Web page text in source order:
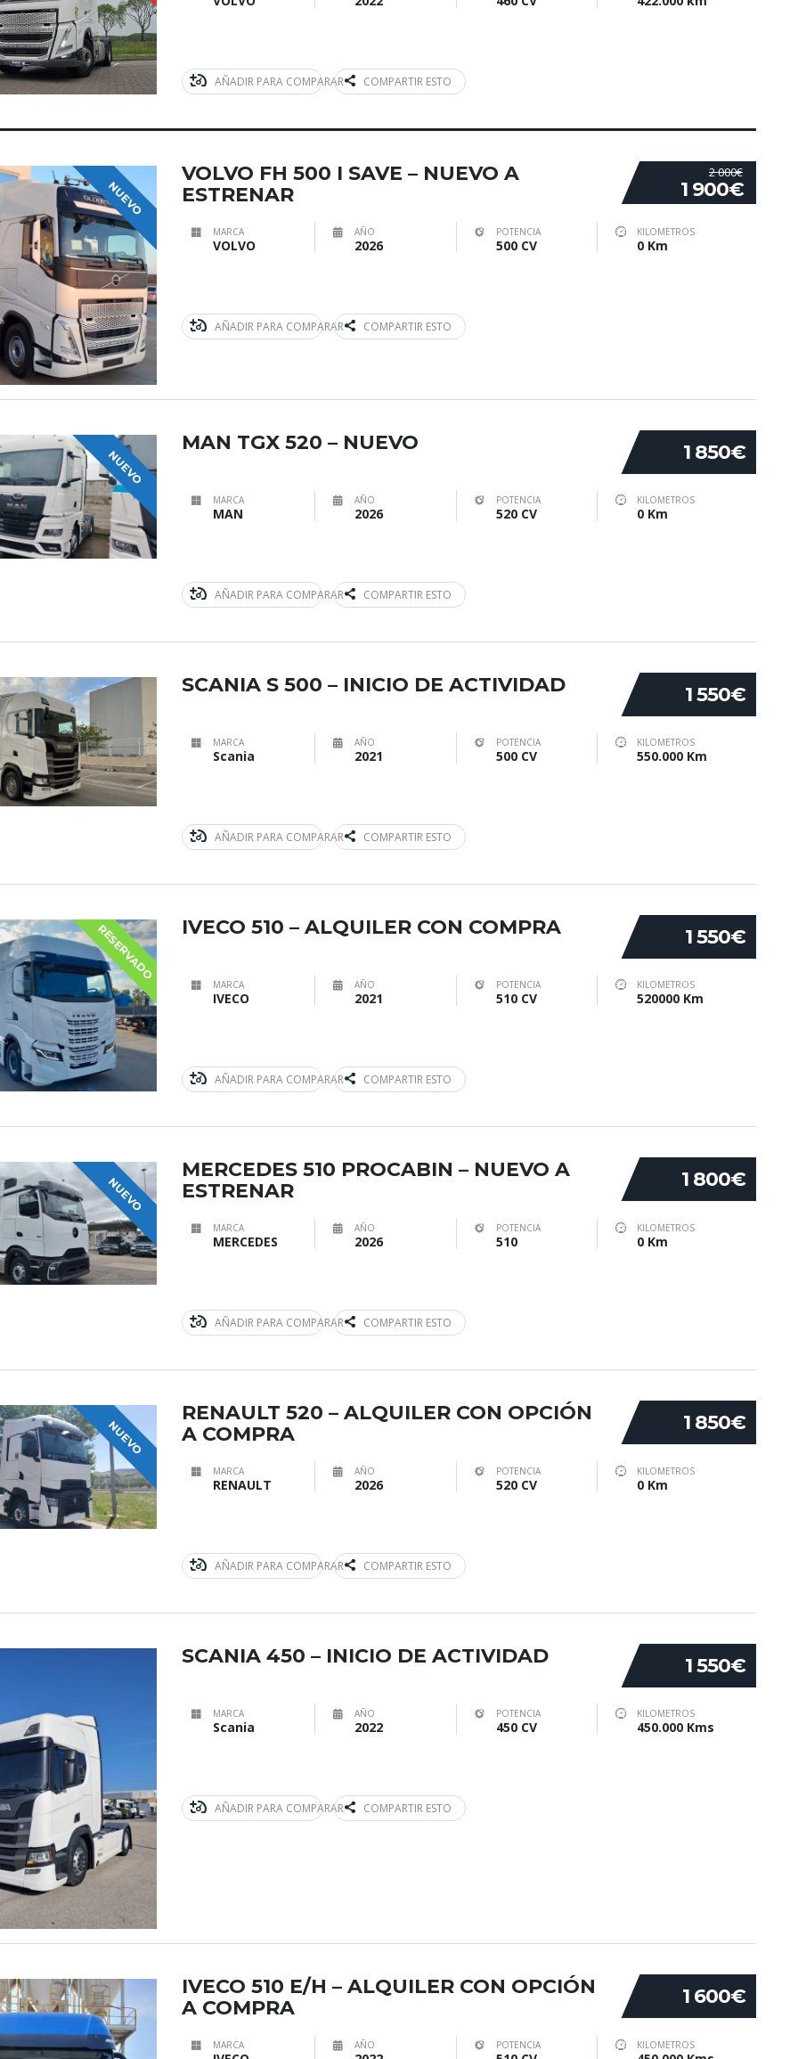
AÑADIR PARA COMPARAR COMPARTIR ESTO
NUEVO
2 000€
1 900€
VOLVO FH 500 I SAVE – NUEVO A
ESTRENAR
MARCA
VOLVO
AÑO
2026
POTENCIA
500 CV
KILOMETROS
0 Km
AÑADIR PARA COMPARAR COMPARTIR ESTO
NUEVO 1 850€
MAN TGX 520 – NUEVO
MARCA
MAN
AÑO
2026
POTENCIA
520 CV
KILOMETROS
0 Km
AÑADIR PARA COMPARAR COMPARTIR ESTO
1 550€
SCANIA S 500 – INICIO DE ACTIVIDAD
MARCA
Scania
AÑO
2021
POTENCIA
500 CV
KILOMETROS
550.000 Km
AÑADIR PARA COMPARAR COMPARTIR ESTO
RESERVADO 1 550€
IVECO 510 – ALQUILER CON COMPRA
MARCA
IVECO
AÑO
2021
POTENCIA
510 CV
KILOMETROS
520000 Km
AÑADIR PARA COMPARAR COMPARTIR ESTO
NUEVO 1 800€
MERCEDES 510 PROCABIN – NUEVO A
ESTRENAR
MARCA
MERCEDES
AÑO
2026
POTENCIA
510
KILOMETROS
0 Km
AÑADIR PARA COMPARAR COMPARTIR ESTO
NUEVO 1 850€
RENAULT 520 – ALQUILER CON OPCIÓN
A COMPRA
MARCA
RENAULT
AÑO
2026
POTENCIA
520 CV
KILOMETROS
0 Km
AÑADIR PARA COMPARAR COMPARTIR ESTO
1 550€
SCANIA 450 – INICIO DE ACTIVIDAD
MARCA
Scania
AÑO
2022
POTENCIA
450 CV
KILOMETROS
450.000 Kms
AÑADIR PARA COMPARAR COMPARTIR ESTO
1 600€
IVECO 510 E/H – ALQUILER CON OPCIÓN
A COMPRA
MARCA AÑO POTENCIA KILOMETROS